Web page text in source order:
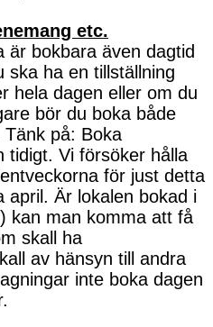
etc.
är bokbara även dagtid
ska ha en tillställning
hela dagen eller om du
bör du boka både
på: Boka
tidigt. Vi försöker hålla
för just detta
april. Är lokalen bokad i
kan man komma att få
skall ha
av hänsyn till andra
inte boka dagen